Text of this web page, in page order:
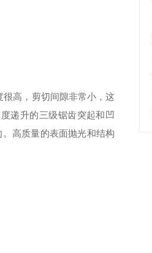
很高，剪切间隙非常小，这
递升的三级锯齿突起和凹
高质量的表面抛光和结构